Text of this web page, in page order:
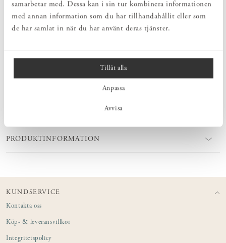
samarbetar med. Dessa kan i sin tur kombinera informationen
med annan information som du har tillhandahållit eller som
de har samlat in när du har använt deras tjänster.
Tillåt alla
Anpassa
Avvisa
PRODUKTBESKRIVNING
förnicklade mässingen ger en mjuk lyster och en tidlös karaktär
En genomtänkt kombination av hållbarhet och estetik – för ett hem
PRODUKTINFORMATION
KUNDSERVICE
Kontakta oss
Köp- & leveransvillkor
Integritetspolicy